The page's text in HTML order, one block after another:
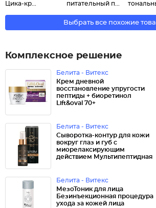
Цика-кр...
питательный п...
Выбрать все похожие
Комплексное решение
Белита - Витекс
Крем дневной
восстановление упругости
пептиды + биоретинол
Lift&oval 70+
Белита - Витекс
Сыворотка-контур для кожи
вокруг глаз и губ с
миорелаксирующим
действием Мультипептидная
Белита - Витекс
МезоТоник для лица
Безинъекционная процедура
ухода за кожей лица